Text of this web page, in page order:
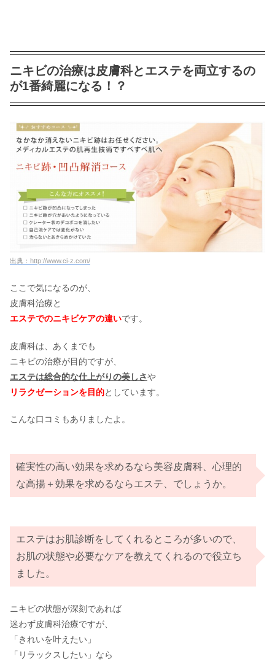
ニキビの治療は皮膚科とエステを両立するの
が1番綺麗になる！？
出典：http://www.ci-z.com/
ここで気になるのが、
皮膚科治療と
エステでのニキビケアの違いです。
皮膚科は、あくまでも
ニキビの治療が目的ですが、
エステは総合的な仕上がりの美しさや
リラクゼーションを目的としています。
こんな口コミもありましたよ。
確実性の高い効果を求めるなら美容皮膚科、心理的
な高揚＋効果を求めるならエステ、でしょうか。
エステはお肌診断をしてくれるところが多いので、
お肌の状態や必要なケアを教えてくれるので役立ち
ました。
ニキビの状態が深刻であれば
迷わず皮膚科治療ですが、
「きれいを叶えたい」
「リラックスしたい」なら